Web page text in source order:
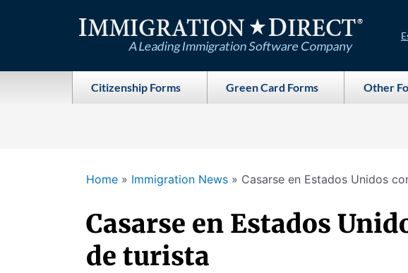
Citizenship Forms Green Card Forms Other
Home » Immigration News » Casarse en Estados Unidos
Casarse en Estados
de turista